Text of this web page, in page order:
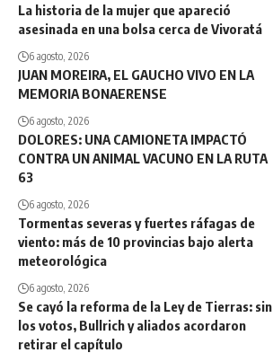
La historia de la mujer que apareció
asesinada en una bolsa cerca de Vivoratá
6 agosto, 2026
JUAN MOREIRA, EL GAUCHO VIVO EN LA
MEMORIA BONAERENSE
6 agosto, 2026
DOLORES: UNA CAMIONETA IMPACTÓ
CONTRA UN ANIMAL VACUNO EN LA RUTA
63
6 agosto, 2026
Tormentas severas y fuertes ráfagas de
viento: más de 10 provincias bajo alerta
meteorológica
6 agosto, 2026
Se cayó la reforma de la Ley de Tierras: sin
los votos, Bullrich y aliados acordaron
retirar el capítulo